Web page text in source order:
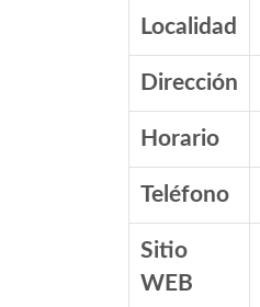
Localidad
Dirección
Horario
Teléfono
Sitio
WEB